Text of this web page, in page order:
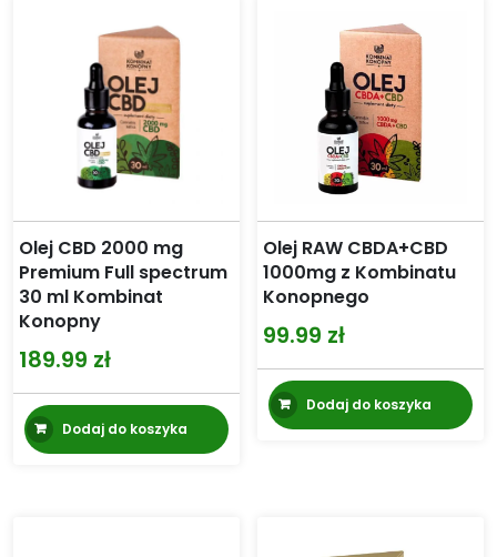
Olej CBD 2000 mg
Premium Full spectrum
30 ml Kombinat
Konopny
189.99 zł
Dodaj do koszyka
Olej RAW CBDA+CBD
1000mg z Kombinatu
Konopnego
99.99 zł
Dodaj do koszyka